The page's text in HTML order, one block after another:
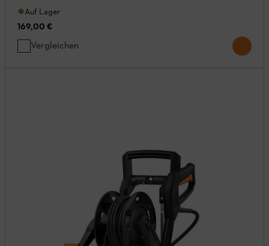
Auf Lager
169,00 €
Vergleichen